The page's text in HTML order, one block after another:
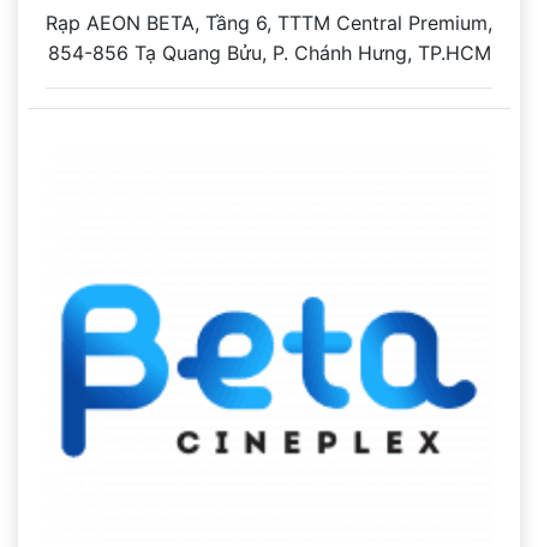
Rạp AEON BETA, Tầng 6, TTTM Central Premium,
854-856 Tạ Quang Bửu, P. Chánh Hưng, TP.HCM